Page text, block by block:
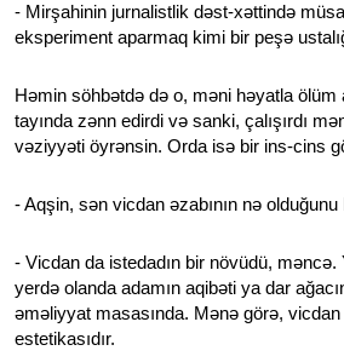
- Mirşahinin jurnalistlik dəst-xəttində
eksperiment aparmaq kimi bir peşə
Həmin söhbətdə də o, məni həyatla ölüm
tayında zənn edirdi və sanki, çalışırdı
vəziyyəti öyrənsin. Orda isə bir ins-cins
- Aqşin, sən vicdan əzabının nə
- Vicdan da istedadın bir növüdü, məncə.
yerdə olanda adamın aqibəti ya dar
əməliyyat masasında. Mənə görə,
estetikasıdır.